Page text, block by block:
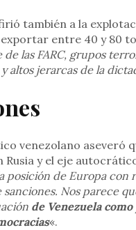
también a la
exportar entre 40 y 80
de las FARC, grupos
altos jerarcas de la
venezolano aseveró
Rusia y el eje
posición de Europa con
Nos parece
de Venezuela
«.